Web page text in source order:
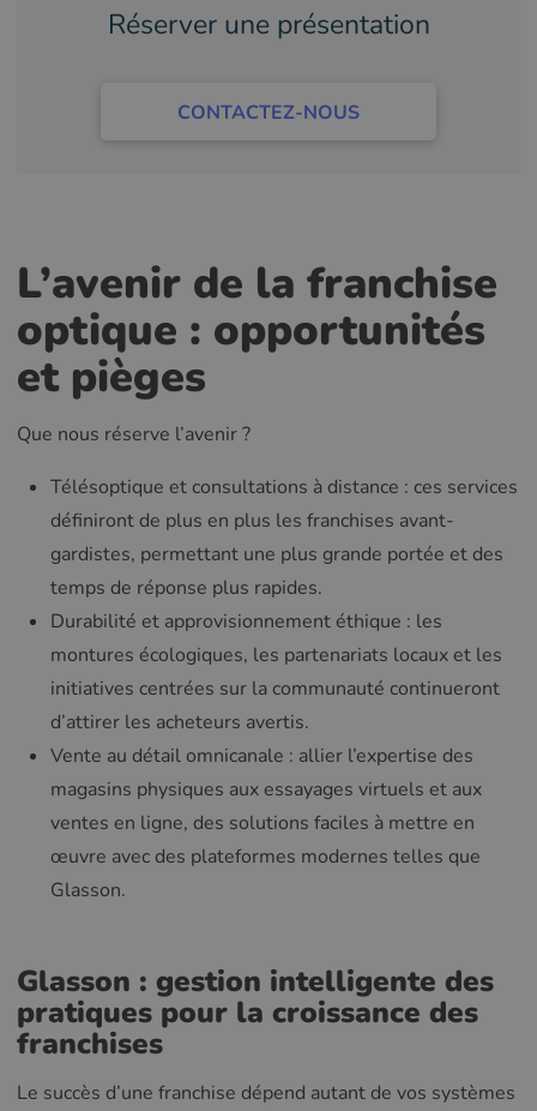
Réserver une présentation
CONTACTEZ-NOUS
L’avenir de la franchise
optique : opportunités
et pièges
Que nous réserve l’avenir ?
Télésoptique et consultations à distance : ces services
définiront de plus en plus les franchises avant-
gardistes, permettant une plus grande portée et des
temps de réponse plus rapides.
Durabilité et approvisionnement éthique : les
montures écologiques, les partenariats locaux et les
initiatives centrées sur la communauté continueront
d’attirer les acheteurs avertis.
Vente au détail omnicanale : allier l’expertise des
magasins physiques aux essayages virtuels et aux
ventes en ligne, des solutions faciles à mettre en
œuvre avec des plateformes modernes telles que
Glasson.
Glasson : gestion intelligente des
pratiques pour la croissance des
franchises
Le succès d’une franchise dépend autant de vos systèmes